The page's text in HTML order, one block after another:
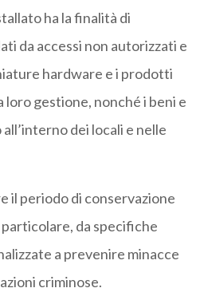
ha la finalità di
da accessi non autorizzati e
hardware e i prodotti
gestione, nonché i beni e
dei locali e nelle
il periodo di conservazione
da specifiche
a prevenire minacce
criminose.